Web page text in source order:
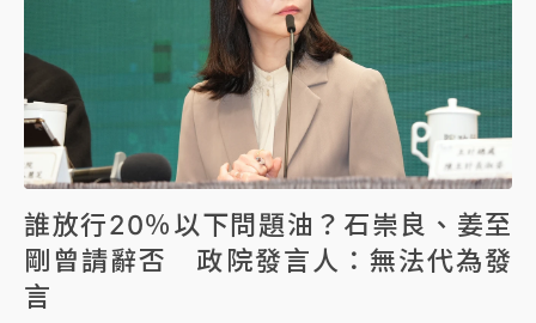
誰放行20％以下問題油？石崇良、姜至
剛曾請辭否 政院發言人：無法代為發
言